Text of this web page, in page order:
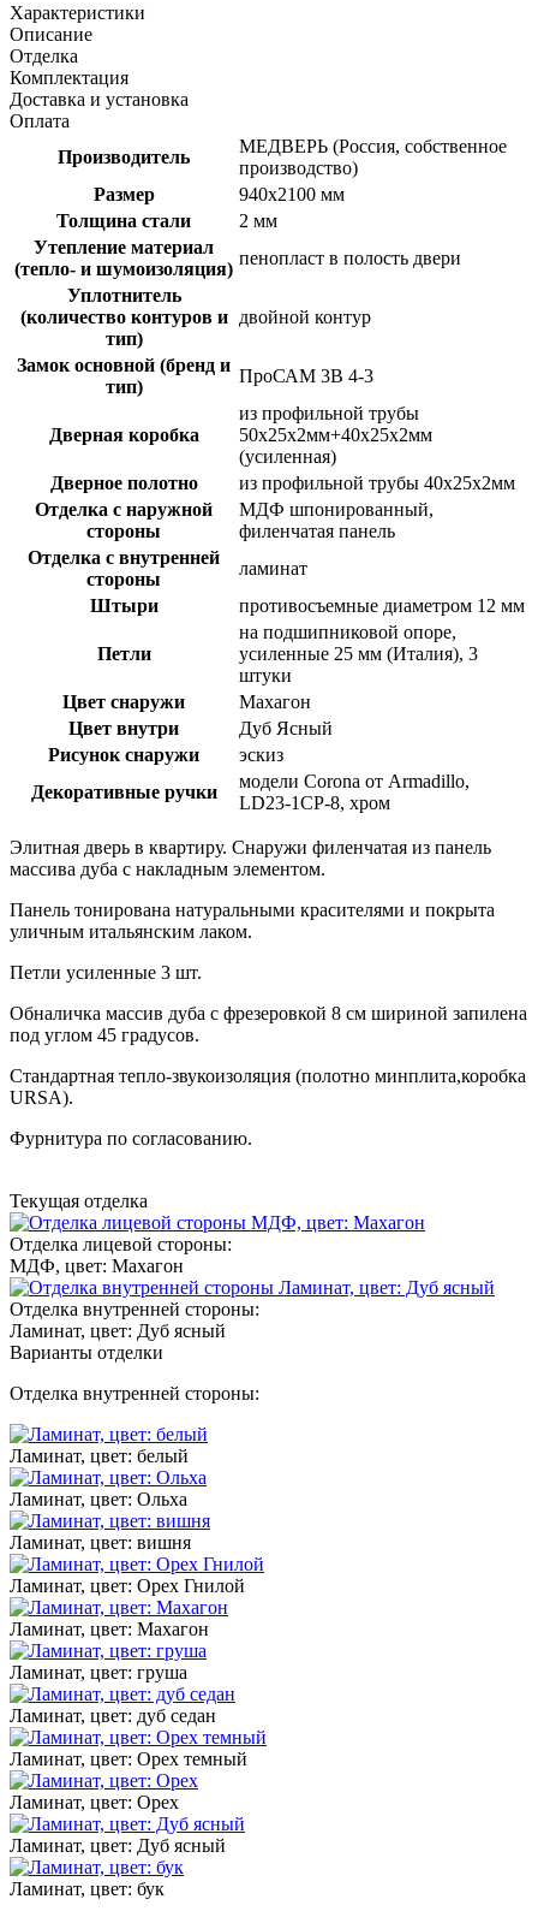
Характеристики
Описание
Отделка
Комплектация
Доставка и установка
Оплата
Производитель
МЕДВЕРЬ (Россия, собственное
производство)
Размер
940х2100 мм
Толщина стали
2 мм
Утепление материал
(тепло- и шумоизоляция)
пенопласт в полость двери
Уплотнитель
(количество контуров и
тип)
двойной контур
Замок основной (бренд и
тип)
ПроСАМ 3В 4-3
Дверная коробка
из профильной трубы
50х25х2мм+40х25х2мм
(усиленная)
Дверное полотно
из профильной трубы 40х25х2мм
Отделка с наружной
стороны
МДФ шпонированный,
филенчатая панель
Отделка с внутренней
стороны
ламинат
Штыри
противосъемные диаметром 12 мм
Петли
на подшипниковой опоре,
усиленные 25 мм (Италия), 3
штуки
Цвет снаружи
Махагон
Цвет внутри
Дуб Ясный
Рисунок снаружи
эскиз
Декоративные ручки
модели Corona от Armadillo,
LD23-1CP-8, хром
Элитная дверь в квартиру. Снаружи филенчатая из панель
массива дуба с накладным элементом.
Панель тонирована натуральными красителями и покрыта
уличным итальянским лаком.
Петли усиленные 3 шт.
Обналичка массив дуба с фрезеровкой 8 см шириной запилена
под углом 45 градусов.
Стандартная тепло-звукоизоляция (полотно минплита,коробка
URSA).
Фурнитура по согласованию.
Текущая отделка
Отделка лицевой стороны:
МДФ, цвет: Махагон
Отделка внутренней стороны:
Ламинат, цвет: Дуб ясный
Варианты отделки
Отделка внутренней стороны:
Ламинат, цвет: белый
Ламинат, цвет: Ольха
Ламинат, цвет: вишня
Ламинат, цвет: Орех Гнилой
Ламинат, цвет: Махагон
Ламинат, цвет: груша
Ламинат, цвет: дуб седан
Ламинат, цвет: Орех темный
Ламинат, цвет: Орех
Ламинат, цвет: Дуб ясный
Ламинат, цвет: бук